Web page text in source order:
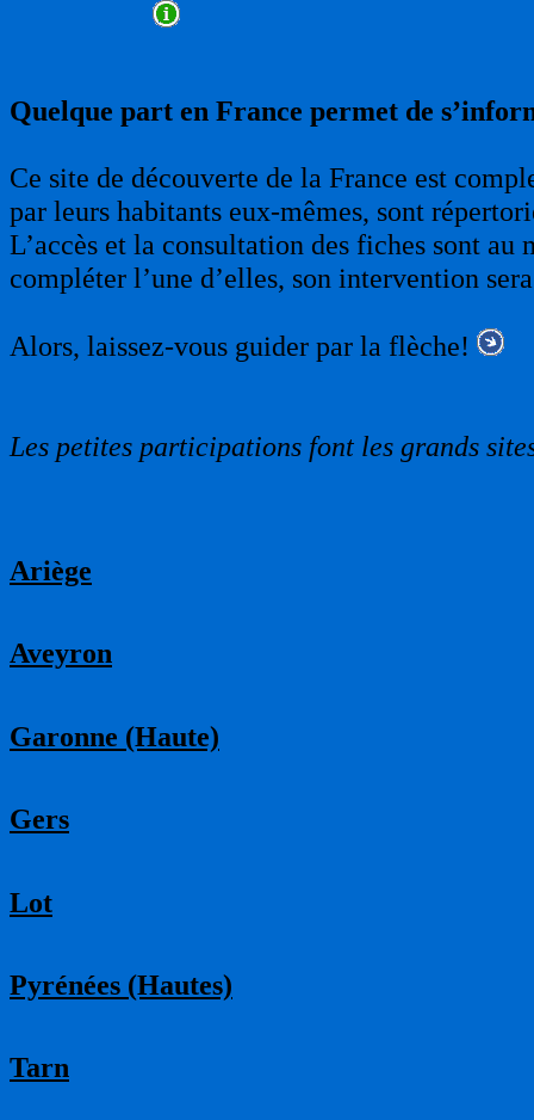
Quelque part en France permet de
Ce site de découverte de la France est
par leurs habitants eux-mêmes, sont
L’accès et la consultation des fiches sont
compléter l’une d’elles, son intervention
Alors, laissez-vous guider par la flèche!
Les petites participations font les grands
Ariège
Aveyron
Garonne (Haute)
Gers
Lot
Pyrénées (Hautes)
Tarn